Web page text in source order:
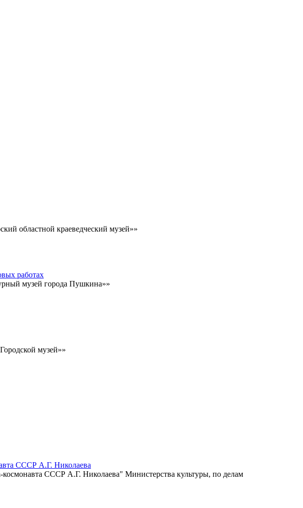
областной краеведческий музей»»
работах
музей города Пушкина»»
музей»»
СССР А.Г. Николаева
СССР А.Г. Николаева" Министерства культуры, по делам